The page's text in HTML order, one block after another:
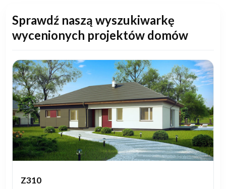
Sprawdź naszą wyszukiwarkę
wycenionych projektów domów
Z310